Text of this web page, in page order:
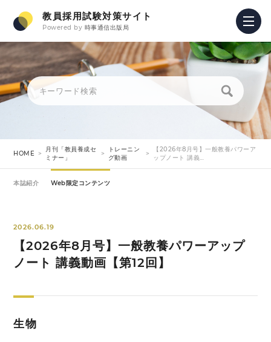
教員採用試験対策サイト
Powered by 時事通信出版局
HOME
月刊「教員養成セ
ミナー」
トレーニン
グ動画
【2026年8月号】一般教養パワーア
ップノート 講義…
本誌紹介 Web限定コンテンツ
2026.06.19
【2026年8月号】一般教養パワーアップ
ノート 講義動画【第12回】
生物